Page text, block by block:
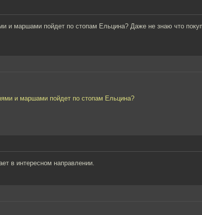
и маршами пойдет по стопам Ельцина? Даже не знаю что
и маршами пойдет по стопам Ельцина?
в интересном направлении.